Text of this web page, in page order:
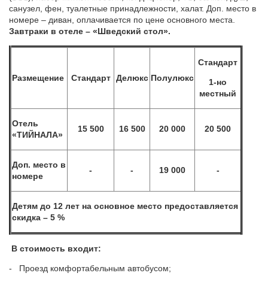
санузел, фен, туалетные принадлежности, халат. Доп. место в
номере – диван, оплачивается по цене основного места.
Завтраки в отеле – «Шведский стол».
Размещение Стандарт Делюкс Полулюкс
Стандарт
1-но
местный
Отель
«ТИЙНАЛА»
15 500 16 500 20 000 20 500
Доп. место в
номере
- - 19 000 -
Детям до 12 лет на основное место предоставляется
скидка – 5 %
В стоимость входит:
- Проезд комфортабельным автобусом;